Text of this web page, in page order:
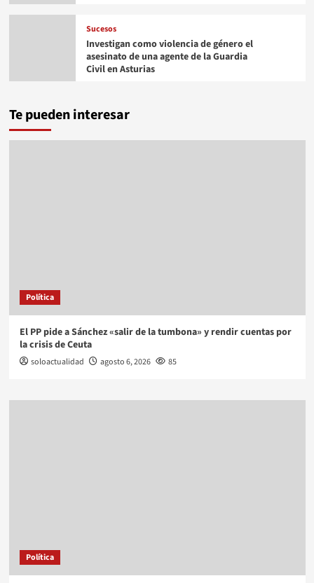
Sucesos
Investigan como violencia de género el
asesinato de una agente de la Guardia
Civil en Asturias
Te pueden interesar
Política
El PP pide a Sánchez «salir de la tumbona» y rendir cuentas por
la crisis de Ceuta
soloactualidad agosto 6, 2026 85
Política